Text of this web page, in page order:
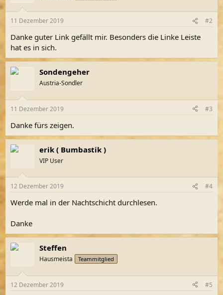
e
:
11 Dezember 2019 #2
Danke guter Link gefällt mir. Besonders die Linke Leiste
hat es in sich.
Sondengeher
Austria-Sondler
11 Dezember 2019 #3
Danke fürs zeigen.
erik ( Bumbastik )
VIP User
12 Dezember 2019 #4
Werde mal in der Nachtschicht durchlesen.
Danke
Steffen
Hausmeista Teammitglied
12 Dezember 2019 #5